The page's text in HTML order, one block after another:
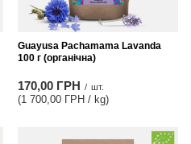
Guayusa Pachamama Lavanda
100 г (органічна)
170,00 ГРН / шт.
(1 700,00 ГРН / kg)